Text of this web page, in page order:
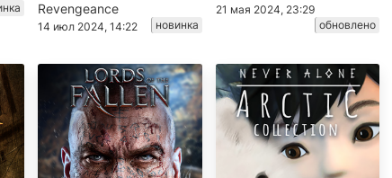
Revengeance
14 июл 2024, 14:22 новинка
21 мая 2024, 23:29
обновлено